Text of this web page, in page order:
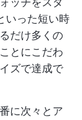
いった短い時
だけ多くの
とにこだわ
ズで達成で
に次々とア